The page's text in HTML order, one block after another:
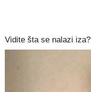
Vidite šta se nalazi iza?